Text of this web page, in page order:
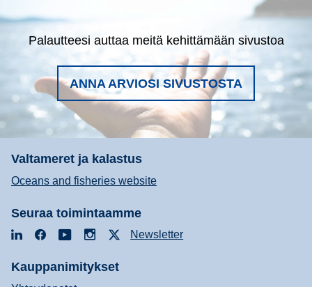
Palautteesi auttaa meitä kehittämään sivustoa
ANNA ARVIOSI SIVUSTOSTA
Valtameret ja kalastus
Oceans and fisheries website
Seuraa toimintaamme
LinkedInFacebookYouTubeInstagramNewsletter
Kauppanimitykset